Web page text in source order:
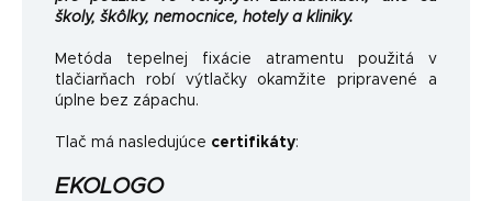
školy, škôlky, nemocnice, hotely a kliniky.
Metóda tepelnej fixácie atramentu použitá v
tlačiarňach robí výtlačky okamžite pripravené a
úplne bez zápachu.
Tlač má nasledujúce certifikáty:
EKOLOGO